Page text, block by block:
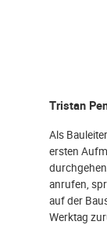
Tristan
Als
ersten
anrufen,
auf der
Werktag